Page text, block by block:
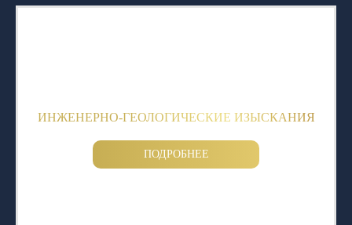
ИНЖЕНЕРНО-ГЕОЛОГИЧЕСКИЕ ИЗЫСКАНИЯ
ПОДРОБНЕЕ